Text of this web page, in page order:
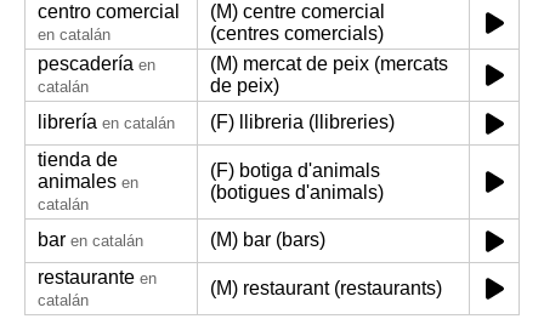
centro comercial
en catalán
(M) centre comercial
(centres comercials)
pescadería en
catalán
(M) mercat de peix (mercats
de peix)
librería en catalán
(F) llibreria (llibreries)
tienda de
animales en
catalán
(F) botiga d'animals
(botigues d'animals)
bar en catalán
(M) bar (bars)
restaurante en
catalán
(M) restaurant (restaurants)